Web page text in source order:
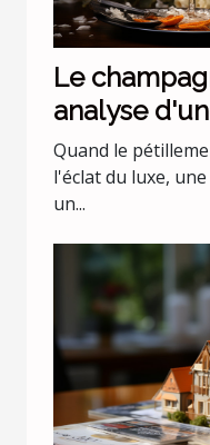
Le
analyse
Quand le
l'éclat du luxe,
un...